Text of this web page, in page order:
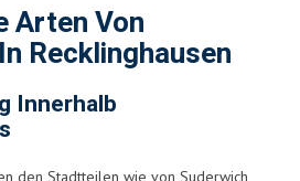
Arten Von
Recklinghausen
Innerhalb
den Stadtteilen wie von Suderwich